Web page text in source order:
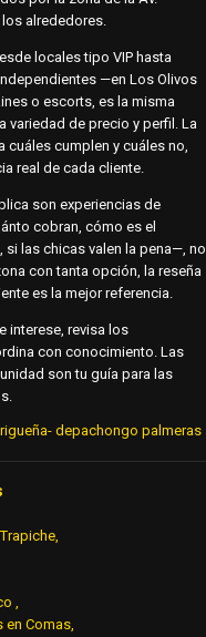
los alrededores.
locales tipo VIP hasta
—en Los Olivos
o escorts, es la misma
variedad de precio y perfil. La
cuáles cumplen y cuáles no,
real de cada cliente.
son experiencias de
cobran, cómo es el
si las chicas valen la pena—, no
con tanta opción, la reseña
es la mejor referencia.
interese, revisa los
con conocimiento. Las
son tu guía para las
depachongo palmeras
en Comas